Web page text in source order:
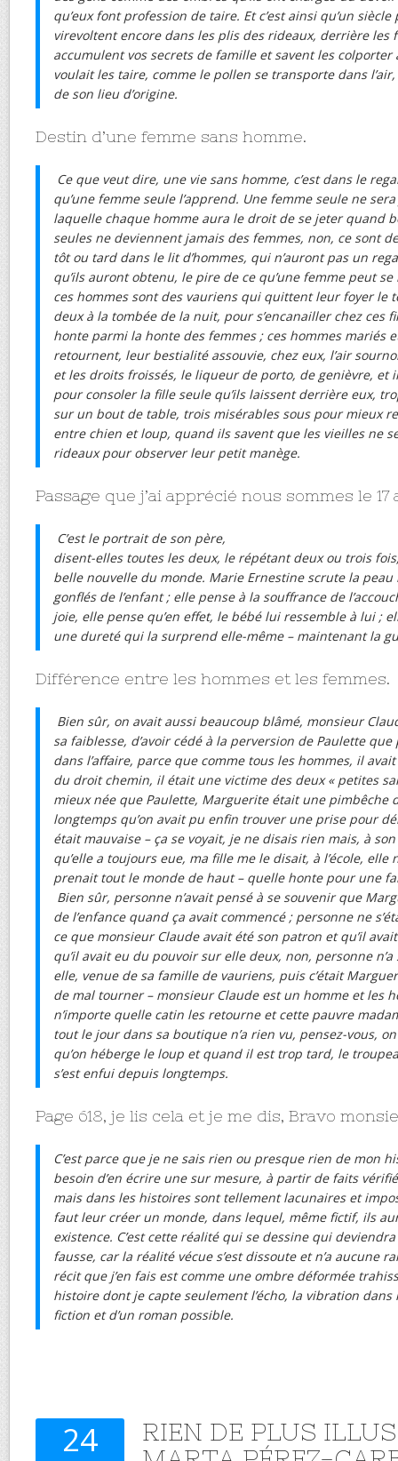
qu’eux font profession de taire. Et c’est ainsi qu’un
virevoltent encore dans les plis des rideaux, derrière les
accumulent vos secrets de famille et savent les colporter
voulait les taire, comme le pollen se transporte dans
de son lieu d’origine.
Destin d’une femme sans homme.
Ce que veut dire, une vie sans homme, c’est dans le
qu’une femme seule l’apprend. Une femme seule ne
laquelle chaque homme aura le droit de se jeter quand
seules ne deviennent jamais des femmes, non, ce sont
tôt ou tard dans le lit d’hommes, qui n’auront pas un
qu’ils auront obtenu, le pire de ce qu’une femme peut
ces hommes sont des vauriens qui quittent leur foyer le
deux à la tombée de la nuit, pour s’encanailler chez ces
honte parmi la honte des femmes ; ces hommes mariés
retournent, leur bestialité assouvie, chez eux, l’air
et les droits froissés, le liqueur de porto, de genièvre, et
pour consoler la fille seule qu’ils laissent derrière eux,
sur un bout de table, trois misérables sous pour mieux
entre chien et loup, quand ils savent que les vieilles ne
rideaux pour observer leur petit manège.
Passage que j’ai apprécié nous sommes le 17
C’est le portrait de son père,
disent-elles toutes les deux, le répétant deux ou trois
belle nouvelle du monde. Marie Ernestine scrute la peau
gonflés de l’enfant ; elle pense à la souffrance de
joie, elle pense qu’en effet, le bébé lui ressemble à lui ;
une dureté qui la surprend elle-même – maintenant la
Différence entre les hommes et les femmes.
Bien sûr, on avait aussi beaucoup blâmé, monsieur
sa faiblesse, d’avoir cédé à la perversion de Paulette
dans l’affaire, parce que comme tous les hommes, il
du droit chemin, il était une victime des deux « petites
mieux née que Paulette, Marguerite était une pimbêche
longtemps qu’on avait pu enfin trouver une prise pour
était mauvaise – ça se voyait, je ne disais rien mais, à
qu’elle a toujours eue, ma fille me le disait, à l’école, elle
prenait tout le monde de haut – quelle honte pour une
Bien sûr, personne n’avait pensé à se souvenir que
de l’enfance quand ça avait commencé ; personne ne
ce que monsieur Claude avait été son patron et qu’il
qu’il avait eu du pouvoir sur elle deux, non, personne n’a
elle, venue de sa famille de vauriens, puis c’était
de mal tourner – monsieur Claude est un homme et les
n’importe quelle catin les retourne et cette pauvre
tout le jour dans sa boutique n’a rien vu, pensez-vous,
qu’on héberge le loup et quand il est trop tard, le
s’est enfui depuis longtemps.
Page 618, je lis cela et je me dis, Bravo
C’est parce que je ne sais rien ou presque rien de mon
besoin d’en écrire une sur mesure, à partir de faits
mais dans les histoires sont tellement lacunaires et
faut leur créer un monde, dans lequel, même fictif, ils
existence. C’est cette réalité qui se dessine qui
fausse, car la réalité vécue s’est dissoute et n’a aucune
récit que j’en fais est comme une ombre déformée
histoire dont je capte seulement l’écho, la vibration dans
fiction et d’un roman possible.
24
RIEN DE PLUS